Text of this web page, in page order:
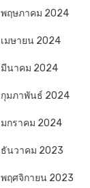
พฤษภาคม 2024
เมษายน 2024
มีนาคม 2024
กุมภาพันธ์ 2024
มกราคม 2024
ธันวาคม 2023
พฤศจิกายน 2023